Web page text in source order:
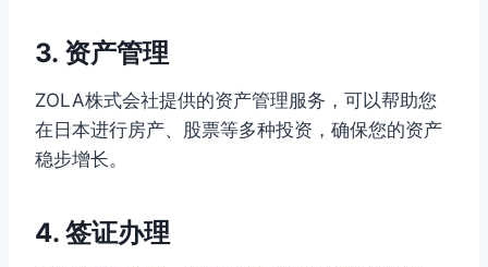
3. 资产管理
ZOLA株式会社提供的资产管理服务，可以帮助您
在日本进行房产、股票等多种投资，确保您的资产
稳步增长。
4. 签证办理